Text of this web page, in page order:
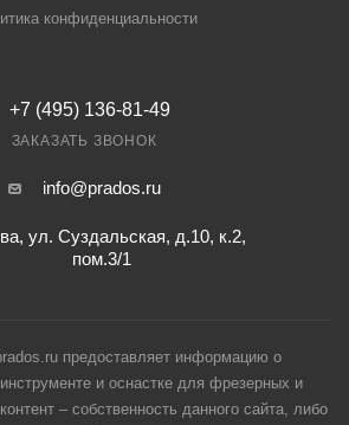
конфиденциальности
+7 (495) 136-81-49
ЗАКАЗАТЬ ЗВОНОК
info@prados.ru
ул. Суздальская, д.10, к.2,
пом.3/1
предоставляет информацию о
и оснастке для фрезерных и
– собственность данного сайта, либо